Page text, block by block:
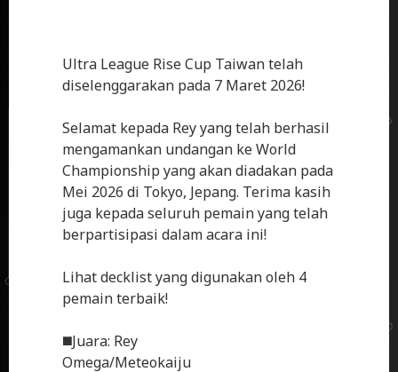
Ultra League Rise Cup Taiwan telah
diselenggarakan pada 7 Maret 2026!
Selamat kepada Rey yang telah berhasil
mengamankan undangan ke World
Championship yang akan diadakan pada
Mei 2026 di Tokyo, Jepang. Terima kasih
juga kepada seluruh pemain yang telah
berpartisipasi dalam acara ini!
Lihat decklist yang digunakan oleh 4
pemain terbaik!
◼️Juara: Rey
Omega/Meteokaiju